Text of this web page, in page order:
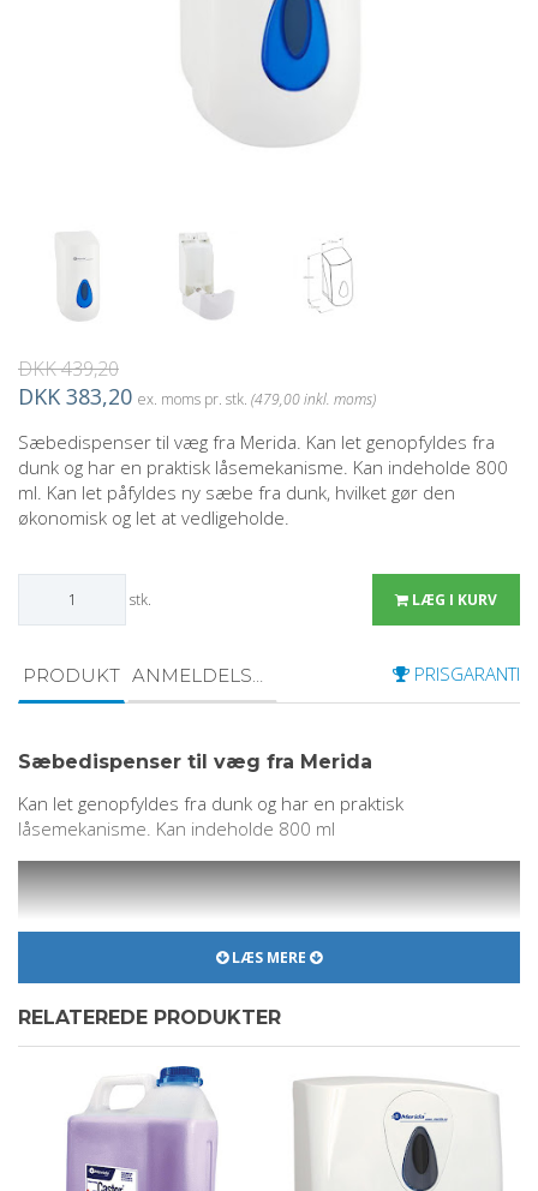
DKK 439,20
DKK 383,20 ex. moms pr. stk. (479,00 inkl. moms)
Sæbedispenser til væg fra Merida. Kan let genopfyldes fra
dunk og har en praktisk låsemekanisme. Kan indeholde 800
ml. Kan let påfyldes ny sæbe fra dunk, hvilket gør den
økonomisk og let at vedligeholde.
stk. LÆG I KURV
PRISGARANTI
PRODUKT ANMELDELSER
Sæbedispenser til væg fra Merida
Kan let genopfyldes fra dunk og har en praktisk
låsemekanisme. Kan indeholde 800 ml
LÆS MERE
RELATEREDE PRODUKTER